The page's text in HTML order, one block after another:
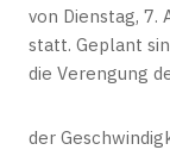
von Dienstag, 7.
statt. Geplant
die Verengung
der